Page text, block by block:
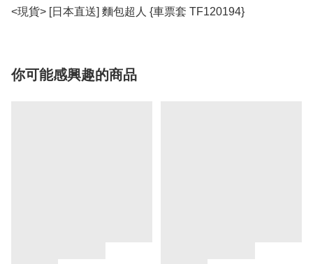
<現貨> [日本直送] 麵包超人 {車票套 TF120194}
你可能感興趣的商品